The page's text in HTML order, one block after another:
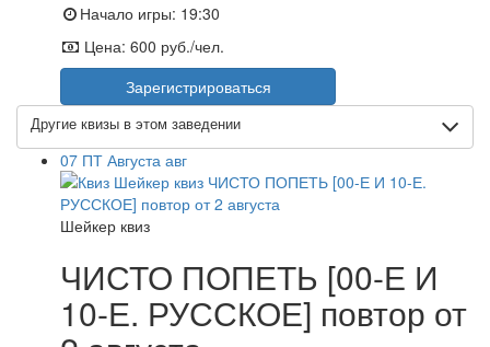
Начало игры: 19:30
Цена: 600 руб./чел.
Зарегистрироваться
Другие квизы в этом заведении
07 ПТ Августа авг
Шейкер квиз
ЧИСТО ПОПЕТЬ [00-Е И
10-Е. РУССКОЕ] повтор от